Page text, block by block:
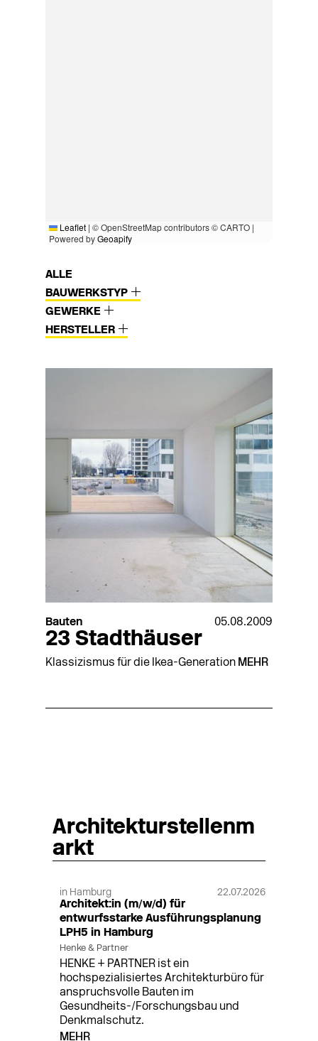
Leaflet | © OpenStreetMap contributors © CARTO |
Powered byGeoapify
ALLE
BAUWERKSTYP
GEWERKE
HERSTELLER
Bauten 05.08.2009
23 Stadthäuser
Klassizismus für die Ikea-Generation MEHR
Architekturstellenm
arkt
in Hamburg 22.07.2026
Architekt:in (m/w/d) für
entwurfsstarke Ausführungsplanung
LPH5 in Hamburg
Henke & Partner
HENKE + PARTNER ist ein
hochspezialisiertes Architekturbüro für
anspruchsvolle Bauten im
Gesundheits-/Forschungsbau und
Denkmalschutz.
MEHR